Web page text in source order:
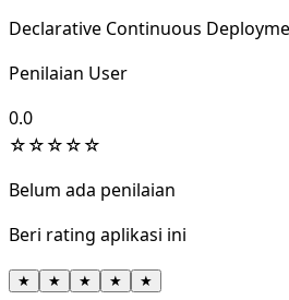
Declarative Continuous
Penilaian User
0.0
☆☆☆☆☆
Belum ada penilaian
Beri rating aplikasi ini
★ ★ ★ ★ ★